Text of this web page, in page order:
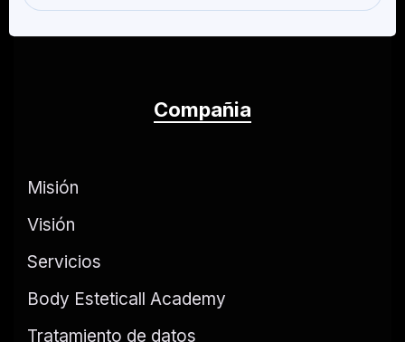
Compañia
Misión
Visión
Servicios
Body Esteticall Academy
Tratamiento de datos